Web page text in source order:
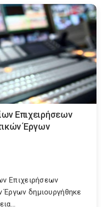
Επιχειρήσεων
Έργων
Επιχειρήσεων
δημιουργήθηκε